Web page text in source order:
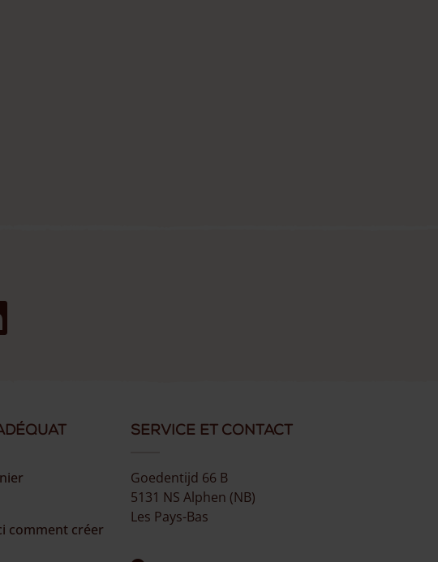
comment créer
Service et Contact
Goedentijd 66 B
5131 NS Alphen (NB)
Les Pays-Bas